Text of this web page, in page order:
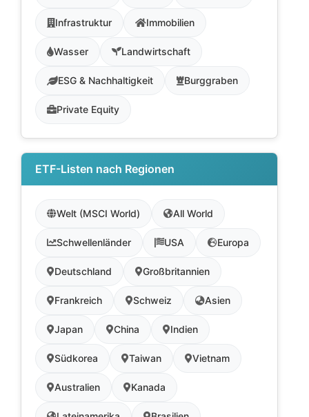
Infrastruktur Immobilien
Wasser Landwirtschaft
ESG & Nachhaltigkeit Burggraben
Private Equity
ETF-Listen nach Regionen
Welt (MSCI World) All World
Schwellenländer USA Europa
Deutschland Großbritannien
Frankreich Schweiz Asien
Japan China Indien
Südkorea Taiwan Vietnam
Australien Kanada